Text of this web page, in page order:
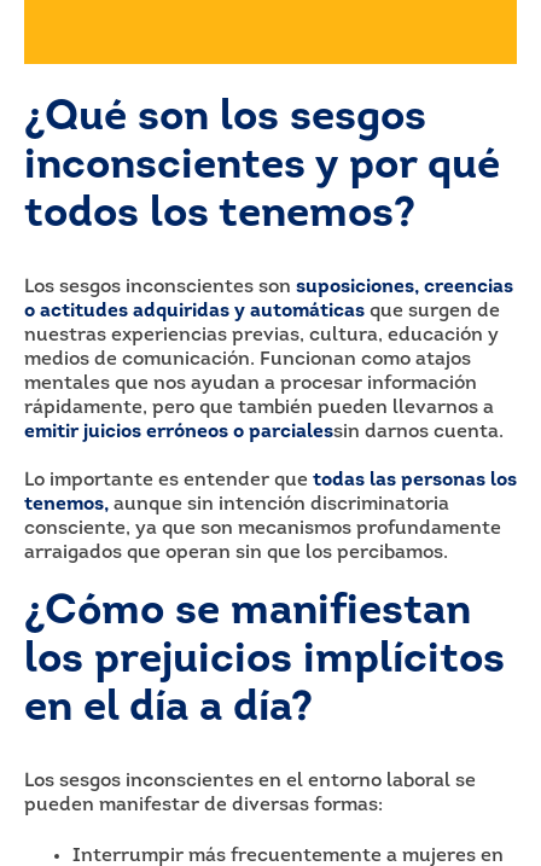
¿Qué son los sesgos
inconscientes y por qué
todos los tenemos?
Los sesgos inconscientes son suposiciones, creencias
o actitudes adquiridas y automáticas que surgen de
nuestras experiencias previas, cultura, educación y
medios de comunicación. Funcionan como atajos
mentales que nos ayudan a procesar información
rápidamente, pero que también pueden llevarnos a
emitir juicios erróneos o parcialessin darnos cuenta.
Lo importante es entender que todas las personas los
tenemos, aunque sin intención discriminatoria
consciente, ya que son mecanismos profundamente
arraigados que operan sin que los percibamos.
¿Cómo se manifiestan
los prejuicios implícitos
en el día a día?
Los sesgos inconscientes en el entorno laboral se
pueden manifestar de diversas formas:
Interrumpir más frecuentemente a mujeres en